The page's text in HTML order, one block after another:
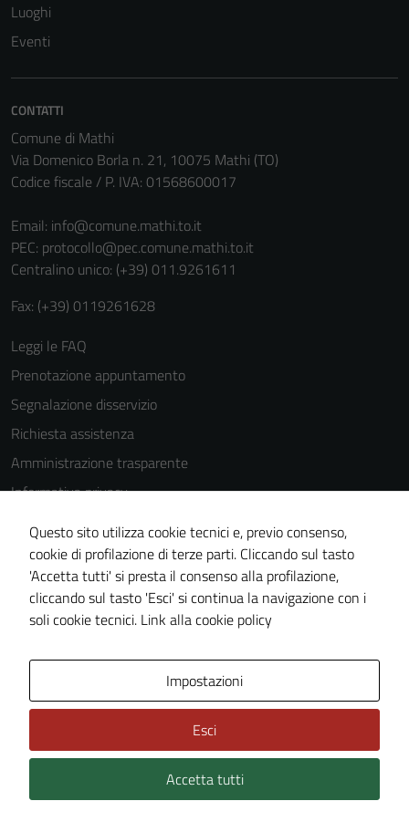
Luoghi
Eventi
CONTATTI
Comune di Mathi
Via Domenico Borla n. 21, 10075 Mathi (TO)
Codice fiscale / P. IVA: 01568600017
Email: info@comune.mathi.to.it
PEC: protocollo@pec.comune.mathi.to.it
Centralino unico: (+39) 011.9261611
Fax: (+39) 0119261628
Leggi le FAQ
Prenotazione appuntamento
Segnalazione disservizio
Richiesta assistenza
Amministrazione trasparente
Informativa privacy
Cookie Policy
Note legali
Dichiarazione di accessibilità
Piano di miglioramento del sito
Technical Design s.r.l.
Questo sito utilizza cookie tecnici e, previo consenso,
cookie di profilazione di terze parti. Cliccando sul tasto
'Accetta tutti' si presta il consenso alla profilazione,
cliccando sul tasto 'Esci' si continua la navigazione con i
soli cookie tecnici. Link alla cookie policy
Impostazioni
Esci
Accetta tutti
personali.